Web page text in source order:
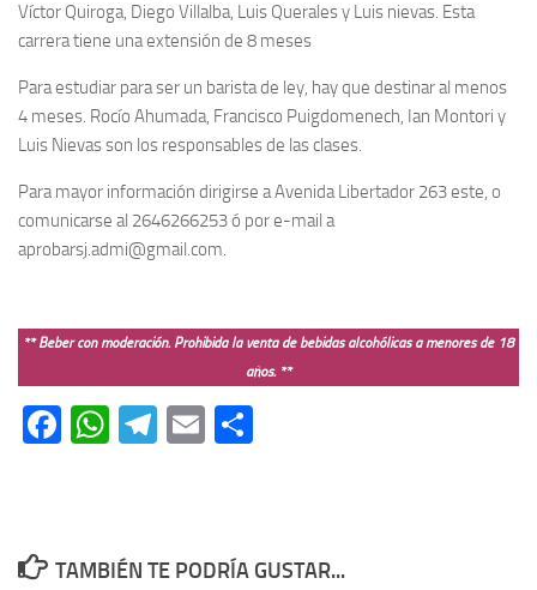
Víctor Quiroga, Diego Villalba, Luis Querales y Luis nievas. Esta
carrera tiene una extensión de 8 meses
Para estudiar para ser un barista de ley, hay que destinar al menos
4 meses. Rocío Ahumada, Francisco Puigdomenech, Ian Montori y
Luis Nievas son los responsables de las clases.
Para mayor información dirigirse a Avenida Libertador 263 este, o
comunicarse al 2646266253 ó por e-mail a
aprobarsj.admi@gmail.com.
** Beber con moderación. Prohibida la venta de bebidas alcohólicas a menores de 18
años. **
Facebook
WhatsApp
Telegram
Email
TAMBIÉN TE PODRÍA GUSTAR...